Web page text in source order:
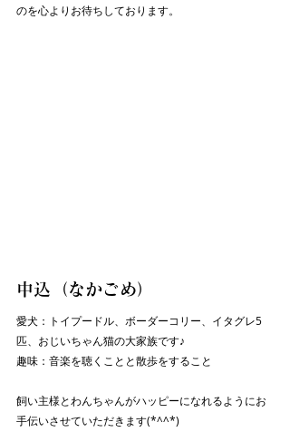
のを心よりお待ちしております。
中込（なかごめ）
愛犬：トイプードル、ボーダーコリー、イタグレ5
匹、おじいちゃん猫の大家族です♪
趣味：音楽を聴くことと散歩をすること
飼い主様とわんちゃんがハッピーになれるようにお
手伝いさせていただきます(*^^*)